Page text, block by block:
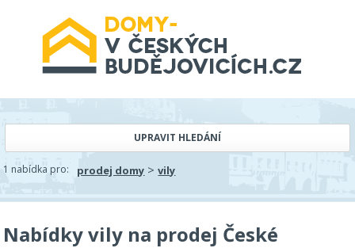
UPRAVIT HLEDÁNÍ
1 nabídka pro: prodej domy >vily
Nabídky vily na prodej České